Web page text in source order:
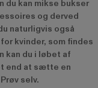
du kan mikse bukser
og derved
naturligvis også
kvinder, som findes
kan du i løbet af
end at sætte en
selv.